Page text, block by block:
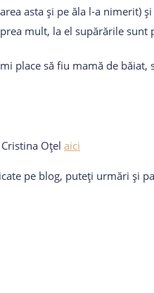
asta și pe ăla l-a nimerit)
mult, la el supărările sunt
place să fiu mamă de
Oțel aici
pe blog, puteți urmări și